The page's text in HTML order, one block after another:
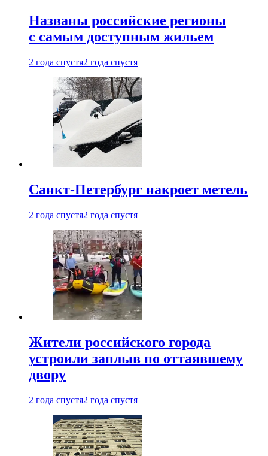
Названы российские регионы
с самым доступным жильем
2 года спустя2 года спустя
Санкт-Петербург накроет метель
2 года спустя2 года спустя
Жители российского города
устроили заплыв по оттаявшему
двору
2 года спустя2 года спустя